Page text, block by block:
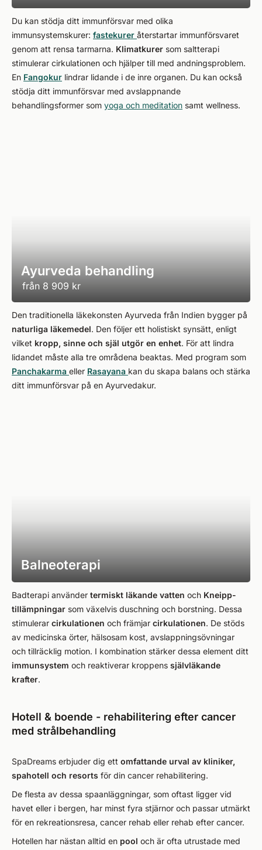
Du kan stödja ditt immunförsvar med olika
immunsystemskurer: fastekurer återstartar immunförsvaret
genom att rensa tarmarna. Klimatkurer som saltterapi
stimulerar cirkulationen och hjälper till med andningsproblem.
En Fangokur lindrar lidande i de inre organen. Du kan också
stödja ditt immunförsvar med avslappnande
behandlingsformer som yoga och meditation samt wellness.
Ayurveda behandling
från 8 909 kr
Den traditionella läkekonsten Ayurveda från Indien bygger på
naturliga läkemedel. Den följer ett holistiskt synsätt, enligt
vilket kropp, sinne och själ utgör en enhet. För att lindra
lidandet måste alla tre områdena beaktas. Med program som
Panchakarma eller Rasayana kan du skapa balans och stärka
ditt immunförsvar på en Ayurvedakur.
Balneoterapi
Badterapi använder termiskt läkande vatten och Kneipp-
tillämpningar som växelvis duschning och borstning. Dessa
stimulerar cirkulationen och främjar cirkulationen. De stöds
av medicinska örter, hälsosam kost, avslappningsövningar
och tillräcklig motion. I kombination stärker dessa element ditt
immunsystem och reaktiverar kroppens självläkande
krafter.
Hotell & boende - rehabilitering efter cancer
med strålbehandling
SpaDreams erbjuder dig ett omfattande urval av kliniker,
spahotell och resorts för din cancer rehabilitering.
De flesta av dessa spaanläggningar, som oftast ligger vid
havet eller i bergen, har minst fyra stjärnor och passar utmärkt
för en rekreationsresa, cancer rehab eller rehab efter cancer.
Hotellen har nästan alltid en pool och är ofta utrustade med